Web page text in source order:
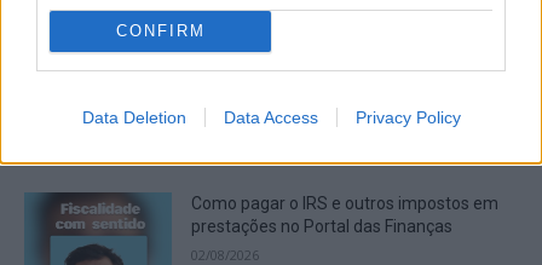
CONFIRM
Data Deletion Data Access Privacy Policy
Artigos Relacionados
Cicatrizes
Como pagar o IRS e outros impostos em
prestações no Portal das Finanças
02/08/2026